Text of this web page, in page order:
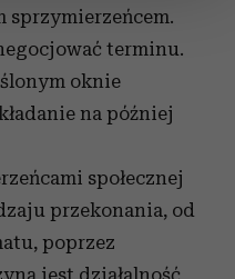
w dowolnej chwili.
spersonalizowania treści
i
Informacje o tym, jak
partnerom
i analitycznym.
z innymi danymi
sprzymierzeńcem.
terminu.
oknie
na później
społecznej
przekonania, od
poprzez